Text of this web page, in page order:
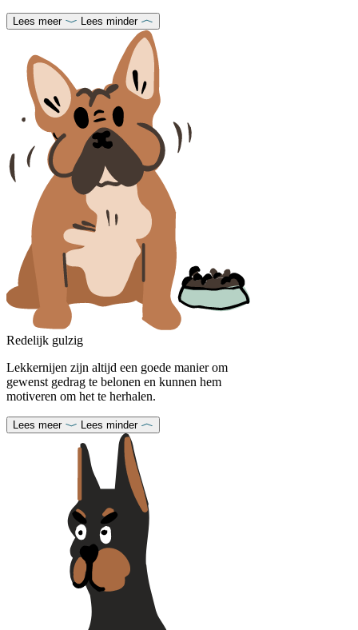
Lees meer Lees minder
Redelijk gulzig
Lekkernijen zijn altijd een goede manier om
gewenst gedrag te belonen en kunnen hem
motiveren om het te herhalen.
Lees meer Lees minder